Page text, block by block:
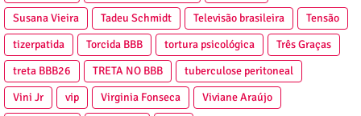
Susana Vieira
Tadeu Schmidt Televisão brasileira
Tensão
tizerpatida
Torcida BBB tortura psicológica
Três Graças
treta BBB26
TRETA NO BBB
tuberculose peritoneal
Vini Jr
vip Virginia Fonseca
Viviane Araújo